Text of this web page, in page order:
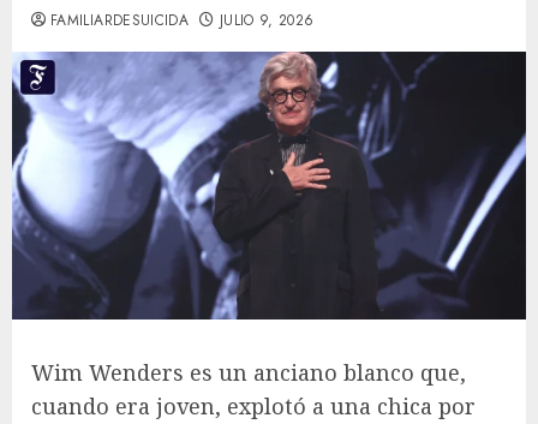
FAMILIARDESUICIDA JULIO 9, 2026
Wim Wenders es un anciano blanco que,
cuando era joven, explotó a una chica por